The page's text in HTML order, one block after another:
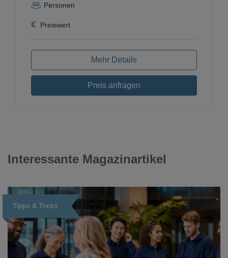
Personen
€ Preiswert
Mehr Details
Preis anfragen
Interessante Magazinartikel
Tipps & Tricks